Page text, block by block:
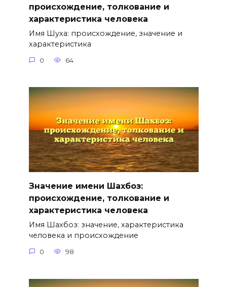
происхождение, толкование и
характеристика человека
Имя Шуха: происхождение, значение и
характеристика
0 64
Значение имени Шахбоз:
происхождение, толкование и
характеристика человека
Имя Шахбоз: значение, характеристика
человека и происхождение
0 98